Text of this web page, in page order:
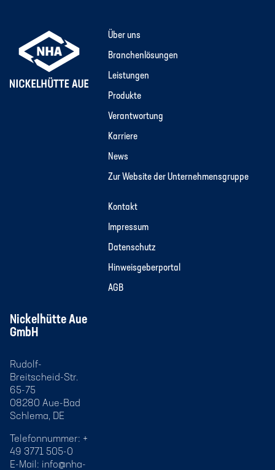
Über uns
Branchenlösungen
Leistungen
Produkte
Verantwortung
Karriere
News
Zur Website der Unternehmensgruppe
Kontakt
Impressum
Datenschutz
Hinweisgeberportal
AGB
Nickelhütte Aue
GmbH
Rudolf-
Breitscheid-Str.
65-75
08280 Aue-Bad
Schlema, DE
Telefonnummer: +
49 3771 505-0
E-Mail: info@nha-